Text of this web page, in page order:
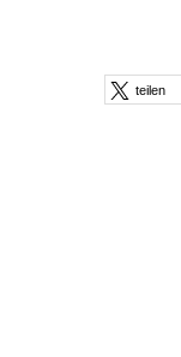
teilen